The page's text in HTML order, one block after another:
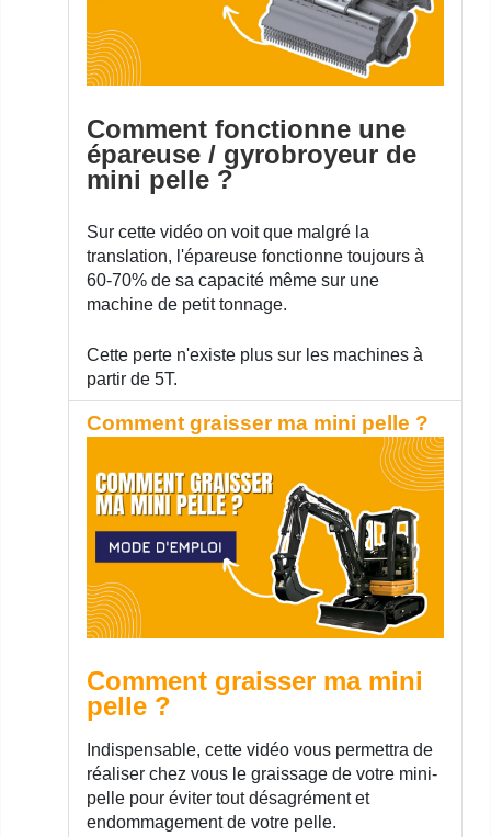
Comment fonctionne une
épareuse / gyrobroyeur de
mini pelle ?
Sur cette vidéo on voit que malgré la
translation, l'épareuse fonctionne toujours à
60-70% de sa capacité même sur une
machine de petit tonnage.
Cette perte n'existe plus sur les machines à
partir de 5T.
Comment graisser ma mini pelle ?
Comment graisser ma mini
pelle ?
Indispensable, cette vidéo vous permettra de
réaliser chez vous le graissage de votre mini-
pelle pour éviter tout désagrément et
endommagement de votre pelle.